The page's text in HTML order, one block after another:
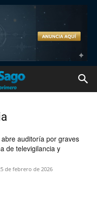
auditoría por graves
de televigilancia y
de febrero de 2026